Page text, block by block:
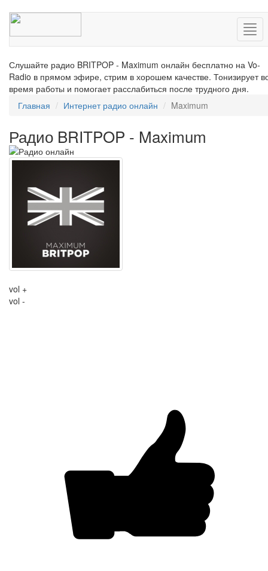
Слушайте радио BRITPOP - Maximum онлайн бесплатно на Vo-
Radio в прямом эфире, стрим в хорошем качестве. Тонизирует
время работы и помогает расслабиться после трудного дня.
Главная
Интернет радио онлайн Maximum
Радио BRITPOP - Maximum
vol +
vol -